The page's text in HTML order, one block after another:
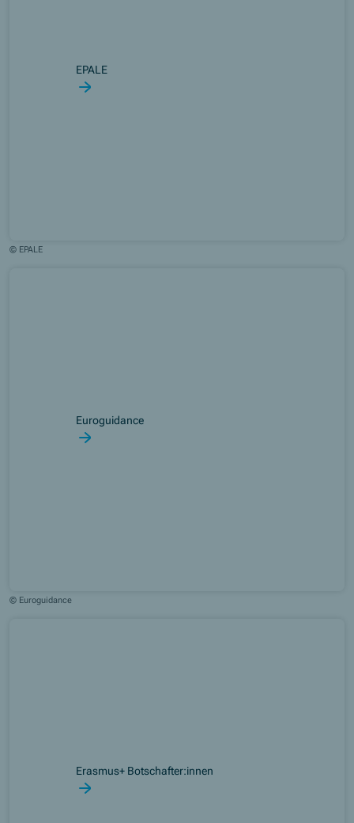
EPALE
© EPALE
Euroguidance
© Euroguidance
Erasmus+ Botschafter:innen